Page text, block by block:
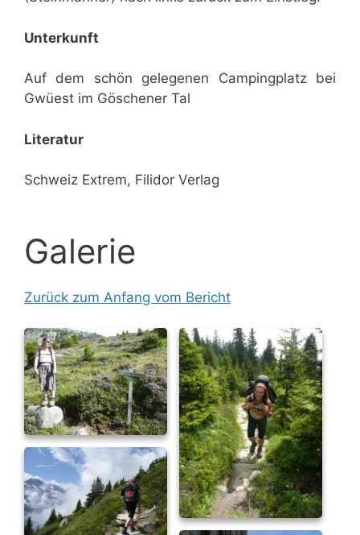
Unterkunft
Auf dem schön gelegenen Campingplatz bei
Gwüest im Göschener Tal
Literatur
Schweiz Extrem, Filidor Verlag
Galerie
Zurück zum Anfang vom Bericht